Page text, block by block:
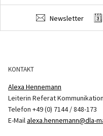
Newsletter
KONTAKT
Alexa Hennemann
Leiterin Referat Kommunikation
Telefon +49 (0) 7144 / 848-173
E-Mailalexa.hennemann@dla-